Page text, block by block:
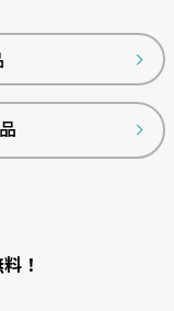
！
ップ
へ